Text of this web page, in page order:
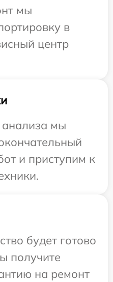
мы
в
центр
анализа мы
и приступим к
будет готово
получите
на ремонт